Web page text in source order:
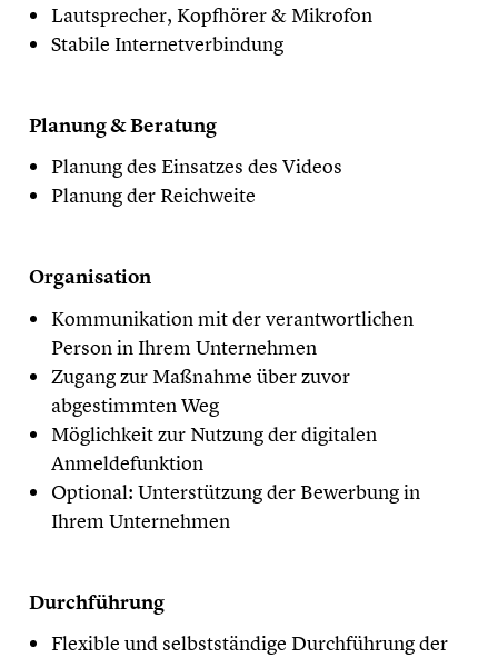
Lautsprecher, Kopfhörer & Mikrofon
Stabile Internetverbindung
Planung & Beratung
Planung des Einsatzes des Videos
Planung der Reichweite
Organisation
Kommunikation mit der verantwortlichen
Person in Ihrem Unternehmen
Zugang zur Maßnahme über zuvor
abgestimmten Weg
Möglichkeit zur Nutzung der digitalen
Anmeldefunktion
Optional: Unterstützung der Bewerbung in
Ihrem Unternehmen
Durchführung
Flexible und selbstständige Durchführung der